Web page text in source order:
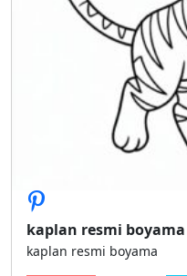
kaplan resmi boyama
kaplan resmi boyama